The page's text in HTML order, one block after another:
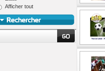
Afficher tout